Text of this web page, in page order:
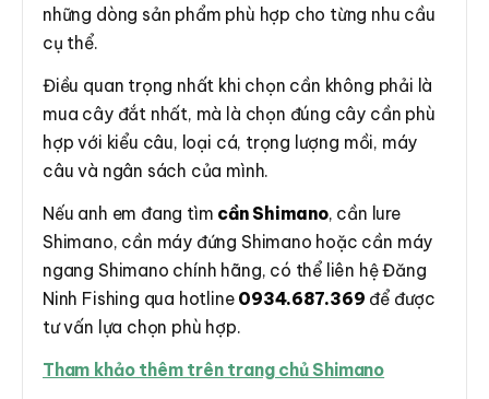
những dòng sản phẩm phù hợp cho từng nhu cầu
cụ thể.
Điều quan trọng nhất khi chọn cần không phải là
mua cây đắt nhất, mà là chọn đúng cây cần phù
hợp với kiểu câu, loại cá, trọng lượng mồi, máy
câu và ngân sách của mình.
Nếu anh em đang tìm cần Shimano, cần lure
Shimano, cần máy đứng Shimano hoặc cần máy
ngang Shimano chính hãng, có thể liên hệ Đăng
Ninh Fishing qua hotline 0934.687.369 để được
tư vấn lựa chọn phù hợp.
Tham khảo thêm trên trang chủ Shimano